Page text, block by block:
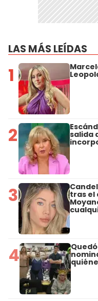
LAS MÁS LEÍDAS
1
2 salida
3 tras el
4